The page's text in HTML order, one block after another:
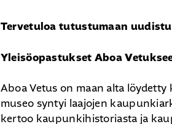
Tervetuloa tutustumaan
Yleisöopastukset Aboa
Aboa Vetus on maan alta
museo syntyi laajojen
kertoo kaupunkihistoriasta ja